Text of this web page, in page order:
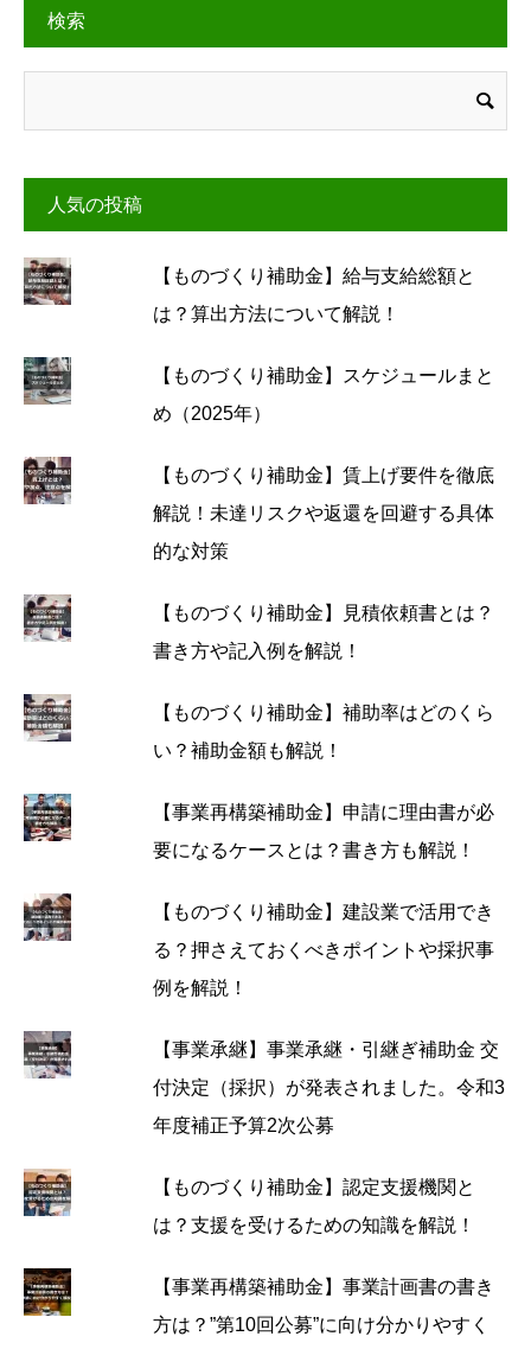
検索
人気の投稿
【ものづくり補助金】給与支給総額と
は？算出方法について解説！
【ものづくり補助金】スケジュールまと
め（2025年）
【ものづくり補助金】賃上げ要件を徹底
解説！未達リスクや返還を回避する具体
的な対策
【ものづくり補助金】見積依頼書とは？
書き方や記入例を解説！
【ものづくり補助金】補助率はどのくら
い？補助金額も解説！
【事業再構築補助金】申請に理由書が必
要になるケースとは？書き方も解説！
【ものづくり補助金】建設業で活用でき
る？押さえておくべきポイントや採択事
例を解説！
【事業承継】事業承継・引継ぎ補助金 交
付決定（採択）が発表されました。令和3
年度補正予算2次公募
【ものづくり補助金】認定支援機関と
は？支援を受けるための知識を解説！
【事業再構築補助金】事業計画書の書き
方は？”第10回公募”に向け分かりやすく